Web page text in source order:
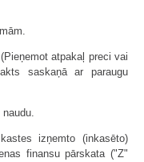
atpakaļ preci vai
saskaņā ar paraugu
izņemto (inkasēto)
finansu pārskata ("Z"